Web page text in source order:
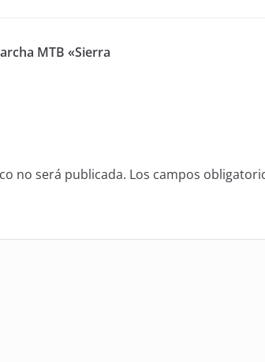
MTB «Sierra
no será publicada. Los campos